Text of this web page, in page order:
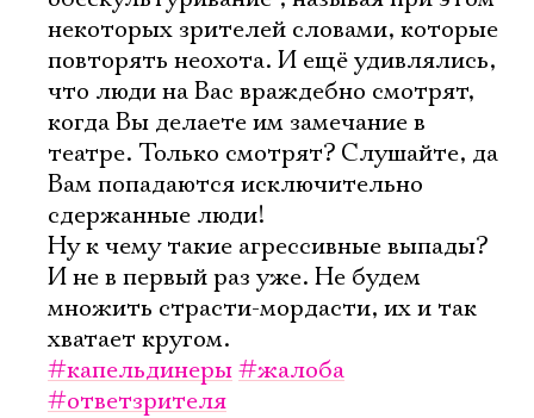
некоторых зрителей словами, которые
повторять неохота. И ещё удивлялись,
что люди на Вас враждебно смотрят,
когда Вы делаете им замечание в
театре. Только смотрят? Слушайте, да
Вам попадаются исключительно
сдержанные люди!
Ну к чему такие агрессивные выпады?
И не в первый раз уже. Не будем
множить страсти-мордасти, их и так
хватает кругом.
#капельдинеры#жалоба
#ответзрителя